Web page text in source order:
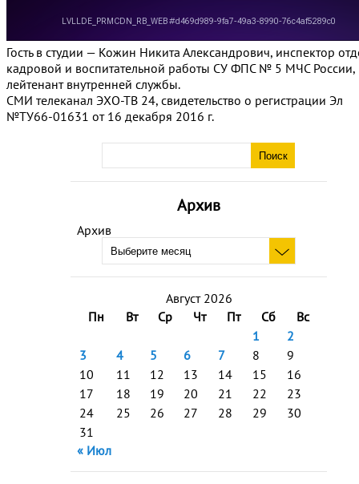
Архив
Архив
Август 2026
Пн
Вт Ср Чт Пт Сб
Вс
1
2
3
4 5 6 7 8
9
10
11 12 13 14 15
16
17
18 19 20 21 22
23
24
25 26 27 28 29
30
31
« Июл
Гость в студии — Кожин Никита Александрович, инспектор
кадровой и воспитательной работы СУ ФПС № 5 МЧС России,
лейтенант внутренней службы.
СМИ телеканал ЭХО-ТВ 24, свидетельство о регистрации Эл
№ТУ66-01631 от 16 декабря 2016 г.